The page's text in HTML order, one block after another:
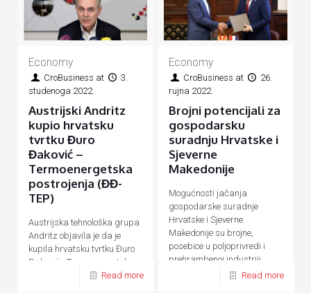
Economy
CroBusiness at
3.
studenoga 2022.
Austrijski Andritz
kupio hrvatsku
tvrtku Đuro
Đaković –
Termoenergetska
postrojenja (ĐĐ-
TEP)
Austrijska tehnološka grupa
Andritz objavila je da je
kupila hrvatsku tvrtku Đuro
Đaković - Termoenergetska
postrojenja (ĐĐ-TEP)Read more
Economy
CroBusiness at
26.
rujna 2022.
Brojni potencijali za
gospodarsku
suradnju Hrvatske i
Sjeverne
Makedonije
Mogućnosti jačanja
gospodarske suradnje
Hrvatske i Sjeverne
Makedonije su brojne,
posebice u poljoprivredi i
prehrambenoj industriji,
energetici, prometu, turizmu
Read more